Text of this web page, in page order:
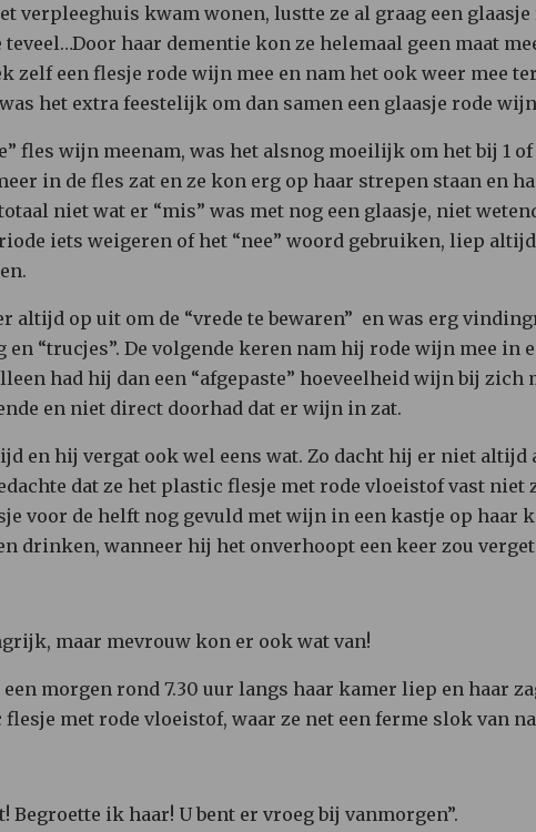
verpleeghuis kwam wonen, lustte ze al graag een
teveel…Door haar dementie kon ze helemaal geen maat
zelf een flesje rode wijn mee en nam het ook weer mee
het extra feestelijk om dan samen een glaasje rode
fles wijn meenam, was het alsnog moeilijk om het bij 1 of
in de fles zat en ze kon erg op haar strepen staan en
niet wat er “mis” was met nog een glaasje, niet
iets weigeren of het “nee” woord gebruiken, liep
altijd op uit om de “vrede te bewaren” en was erg
“trucjes”. De volgende keren nam hij rode wijn mee in
had hij dan een “afgepaste” hoeveelheid wijn bij zich
en niet direct doorhad dat er wijn in zat.
en hij vergat ook wel eens wat. Zo dacht hij er niet altijd
dat ze het plastic flesje met rode vloeistof vast
voor de helft nog gevuld met wijn in een kastje op haar
drinken, wanneer hij het onverhoopt een keer zou
maar mevrouw kon er ook wat van!
morgen rond 7.30 uur langs haar kamer liep en haar
met rode vloeistof, waar ze net een ferme slok van
Begroette ik haar! U bent er vroeg bij vanmorgen”.